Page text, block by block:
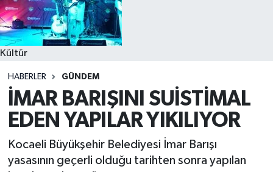
Kültür
HABERLER GÜNDEM
İMAR BARIŞINI SUİSTİMAL
EDEN YAPILAR YIKILIYOR
Kocaeli Büyükşehir Belediyesi İmar Barışı
yasasının geçerli olduğu tarihten sonra yapılan